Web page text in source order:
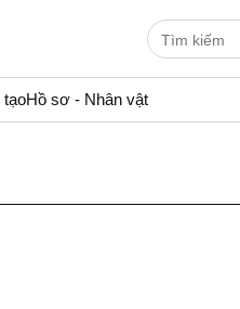
tạoHồ sơ - Nhân vật